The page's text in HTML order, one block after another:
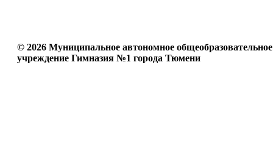
© 2026 Муниципальное автономное общеобразовательное
учреждение Гимназия №1 города Тюмени